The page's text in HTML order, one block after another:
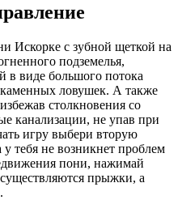
Искорке с зубной щеткой на
подземелья,
в виде большого потока
ловушек. А также
столкновения со
канализации, не упав при
игру выбери вторую
тебя не возникнет проблем
пони, нажимай
прыжки, а